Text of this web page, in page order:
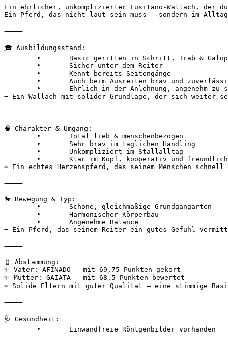
Ein ehrlicher, unkomplizierter Lusitano-Wallach, der
Ein Pferd, das nicht laut sein muss – sondern im Alltag
⸻
🎓 Ausbildungsstand:
➡️ Ein Wallach mit solider Grundlage, der sich weiter
⸻
🧠 Charakter & Umgang:
➡️ Ein echtes Herzenspferd, das seinem Menschen schnell
⸻
🐎 Bewegung & Typ:
➡️ Ein Pferd, das seinem Reiter ein gutes Gefühl
⸻
🧬 Abstammung:
✨ Vater: AFINADO – mit 69,75 Punkten gekört
✨ Mutter: GAIATA – mit 68,5 Punkten bewertet
➡️ Solide Eltern mit guter Qualität – eine stimmige
⸻
🩺 Gesundheit:
⸻